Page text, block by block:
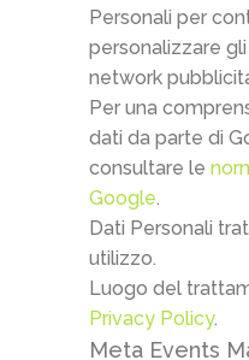
Personali per
personalizzare
network
Per una
dati da parte di
consultare le
Google.
Dati Personali
utilizzo.
Luogo del
Privacy Policy.
Meta Events